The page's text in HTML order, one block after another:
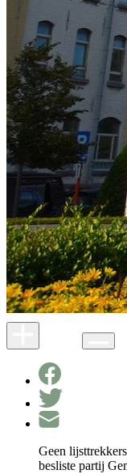
Geen
besliste partij